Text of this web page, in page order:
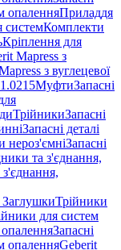
опаленняПриладдя
системКомплекти
Кріплення для
Mapress з
з вуглецевої
МуфтиЗапасні
ТрійникиЗапасні
Запасні деталі
нероз'ємніЗапасні
та з'єднання,
з'єднання,
ЗаглушкиТрійники
для систем
Запасні
опаленняGeberit